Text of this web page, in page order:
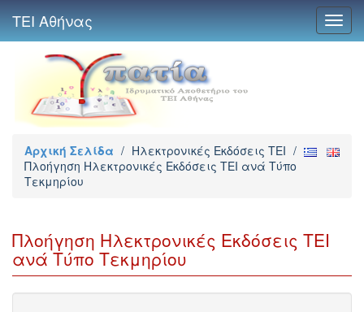
ΤΕΙ Αθήνας
Αρχική Σελίδα / Ηλεκτρονικές Εκδόσεις TEI /
Πλοήγηση Ηλεκτρονικές Εκδόσεις TEI ανά Τύπο
Τεκμηρίου
Πλοήγηση Ηλεκτρονικές Εκδόσεις TEI
ανά Τύπο Τεκμηρίου